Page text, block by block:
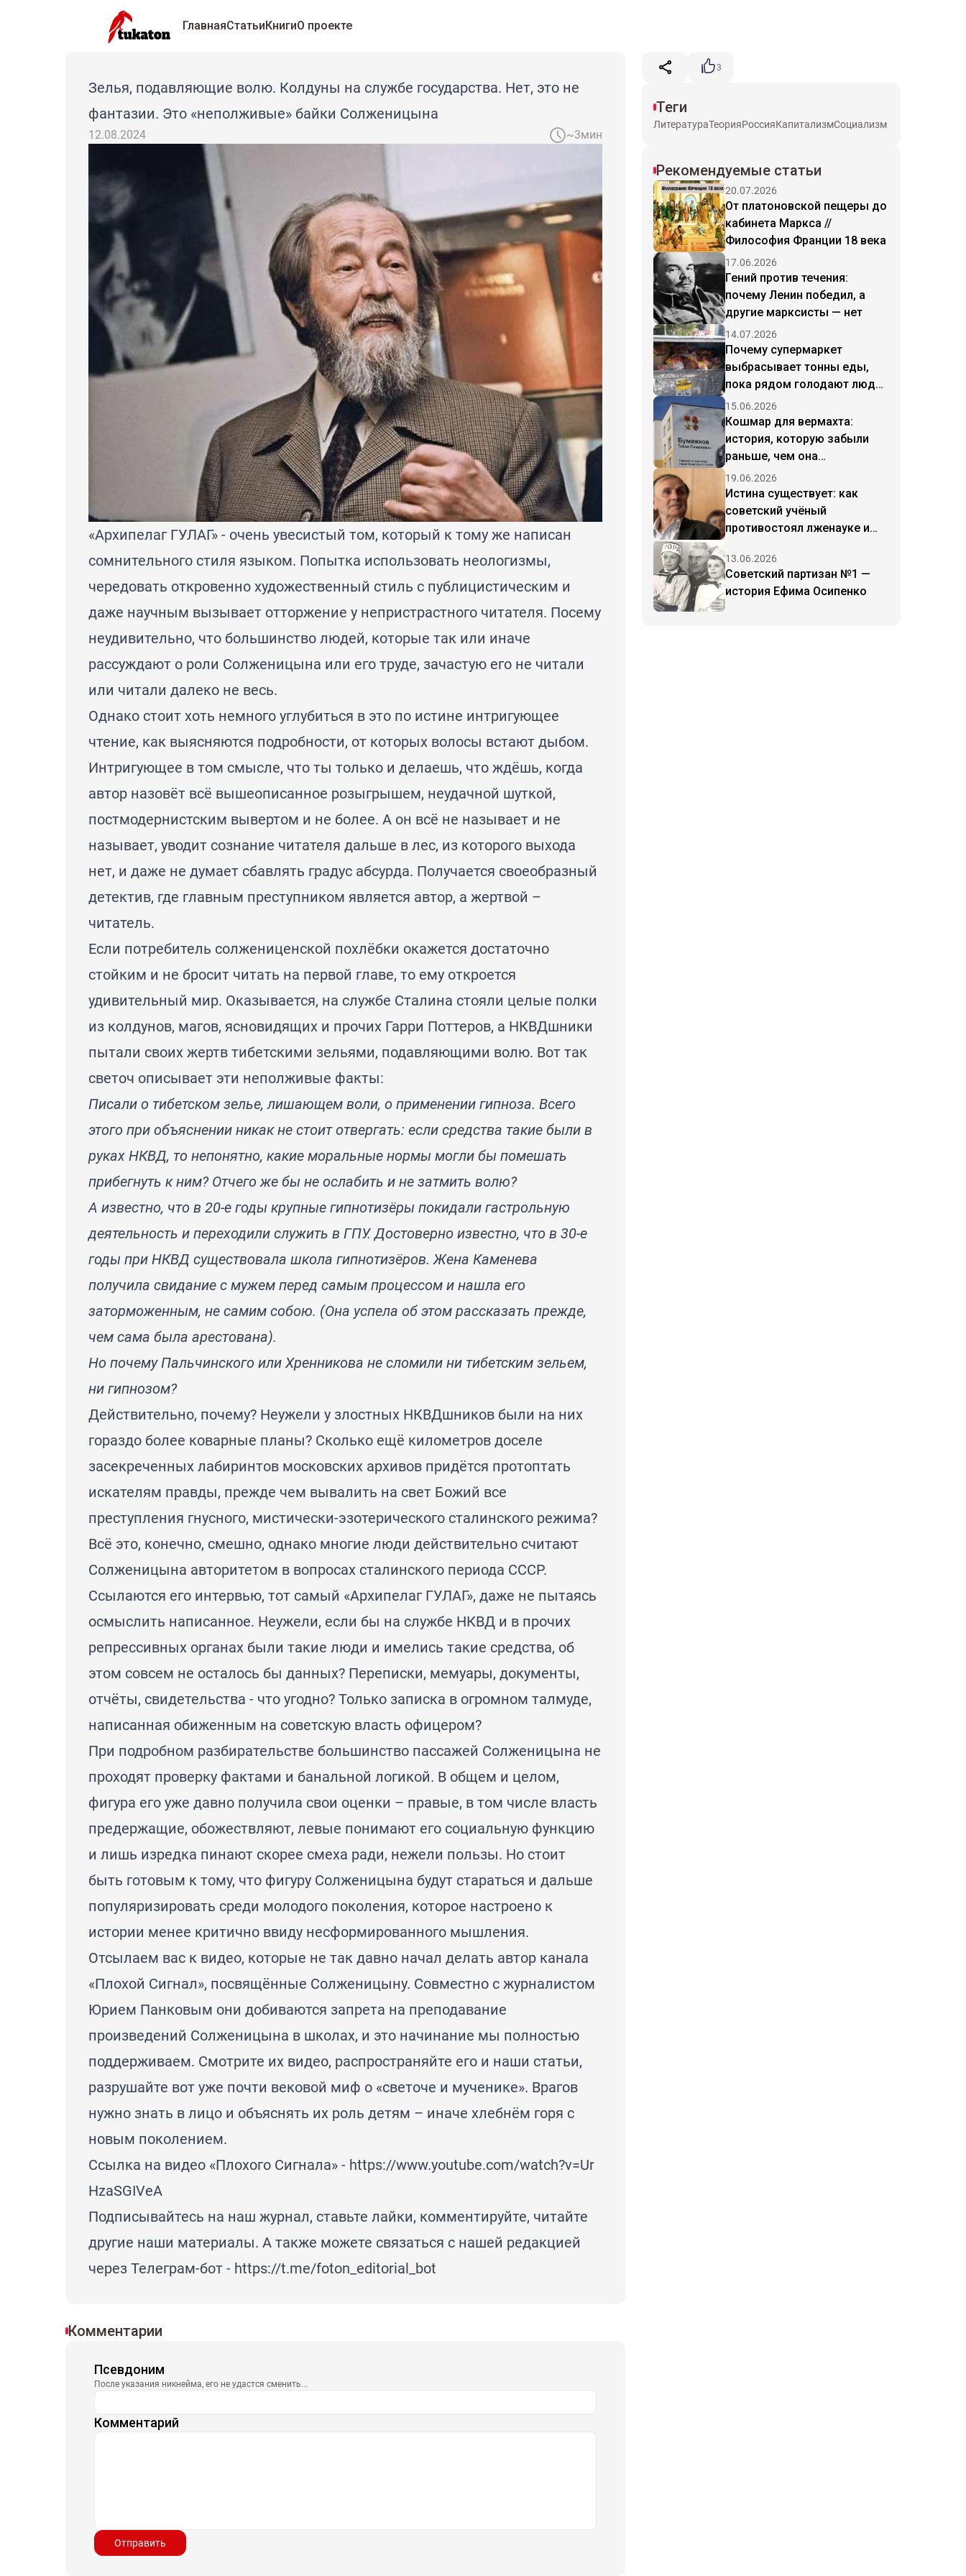
ГлавнаяСтатьиКнигиО проекте
Зелья, подавляющие волю. Колдуны на службе государства. Нет, это не
фантазии. Это «неполживые» байки Солженицына
12.08.2024 ~3мин
«Архипелаг ГУЛАГ» - очень увесистый том, который к тому же написан
сомнительного стиля языком. Попытка использовать неологизмы,
чередовать откровенно художественный стиль с публицистическим и
даже научным вызывает отторжение у непристрастного читателя. Посему
неудивительно, что большинство людей, которые так или иначе
рассуждают о роли Солженицына или его труде, зачастую его не читали
или читали далеко не весь.
Однако стоит хоть немного углубиться в это по истине интригующее
чтение, как выясняются подробности, от которых волосы встают дыбом.
Интригующее в том смысле, что ты только и делаешь, что ждёшь, когда
автор назовёт всё вышеописанное розыгрышем, неудачной шуткой,
постмодернистским вывертом и не более. А он всё не называет и не
называет, уводит сознание читателя дальше в лес, из которого выхода
нет, и даже не думает сбавлять градус абсурда. Получается своеобразный
детектив, где главным преступником является автор, а жертвой –
читатель.
Если потребитель солжениценской похлёбки окажется достаточно
стойким и не бросит читать на первой главе, то ему откроется
удивительный мир. Оказывается, на службе Сталина стояли целые полки
из колдунов, магов, ясновидящих и прочих Гарри Поттеров, а НКВДшники
пытали своих жертв тибетскими зельями, подавляющими волю. Вот так
светоч описывает эти неполживые факты:
Писали о тибетском зелье, лишающем воли, о применении гипноза. Всего
этого при объяснении никак не стоит отвергать: если средства такие были в
руках НКВД, то непонятно, какие моральные нормы могли бы помешать
прибегнуть к ним? Отчего же бы не ослабить и не затмить волю?
А известно, что в 20-е годы крупные гипнотизёры покидали гастрольную
деятельность и переходили служить в ГПУ. Достоверно известно, что в 30-е
годы при НКВД существовала школа гипнотизёров. Жена Каменева
получила свидание с мужем перед самым процессом и нашла его
заторможенным, не самим собою. (Она успела об этом рассказать прежде,
чем сама была арестована).
Но почему Пальчинского или Хренникова не сломили ни тибетским зельем,
ни гипнозом?
Действительно, почему? Неужели у злостных НКВДшников были на них
гораздо более коварные планы? Сколько ещё километров доселе
засекреченных лабиринтов московских архивов придётся протоптать
искателям правды, прежде чем вывалить на свет Божий все
преступления гнусного, мистически-эзотерического сталинского режима?
Всё это, конечно, смешно, однако многие люди действительно считают
Солженицына авторитетом в вопросах сталинского периода СССР.
Ссылаются его интервью, тот самый «Архипелаг ГУЛАГ», даже не пытаясь
осмыслить написанное. Неужели, если бы на службе НКВД и в прочих
репрессивных органах были такие люди и имелись такие средства, об
этом совсем не осталось бы данных? Переписки, мемуары, документы,
отчёты, свидетельства - что угодно? Только записка в огромном талмуде,
написанная обиженным на советскую власть офицером?
При подробном разбирательстве большинство пассажей Солженицына не
проходят проверку фактами и банальной логикой. В общем и целом,
фигура его уже давно получила свои оценки – правые, в том числе власть
предержащие, обожествляют, левые понимают его социальную функцию
и лишь изредка пинают скорее смеха ради, нежели пользы. Но стоит
быть готовым к тому, что фигуру Солженицына будут стараться и дальше
популяризировать среди молодого поколения, которое настроено к
истории менее критично ввиду несформированного мышления.
Отсылаем вас к видео, которые не так давно начал делать автор канала
«Плохой Сигнал», посвящённые Солженицыну. Совместно с журналистом
Юрием Панковым они добиваются запрета на преподавание
произведений Солженицына в школах, и это начинание мы полностью
поддерживаем. Смотрите их видео, распространяйте его и наши статьи,
разрушайте вот уже почти вековой миф о «светоче и мученике». Врагов
нужно знать в лицо и объяснять их роль детям – иначе хлебнём горя с
новым поколением.
Ссылка на видео «Плохого Сигнала» - https://www.youtube.com/watch?v=Ur
HzaSGIVeA
Подписывайтесь на наш журнал, ставьте лайки, комментируйте, читайте
другие наши материалы. А также можете связаться с нашей редакцией
через Телеграм-бот - https://t.me/foton_editorial_bot
3
Теги
ЛитератураТеорияРоссияКапитализмСоциализм
Рекомендуемые статьи
20.07.2026
От платоновской пещеры до
кабинета Маркса //
Философия Франции 18 века
17.06.2026
Гений против течения:
почему Ленин победил, а
другие марксисты — нет
14.07.2026
Почему супермаркет
выбрасывает тонны еды,
пока рядом голодают люди:
анатомия
капиталистического абсурда
15.06.2026
Кошмар для вермахта:
история, которую забыли
раньше, чем она
закончилась
19.06.2026
Истина существует: как
советский учёный
противостоял лженауке и
13.06.2026
Советский партизан №1 —
история Ефима Осипенко
Комментарии
Псевдоним
После указания никнейма, его не удастся сменить...
Комментарий
Отправить